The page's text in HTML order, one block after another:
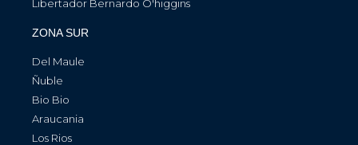
Libertador Bernardo O'higgins
ZONA SUR
Del Maule
Ñuble
Bio Bio
Araucania
Los Rios